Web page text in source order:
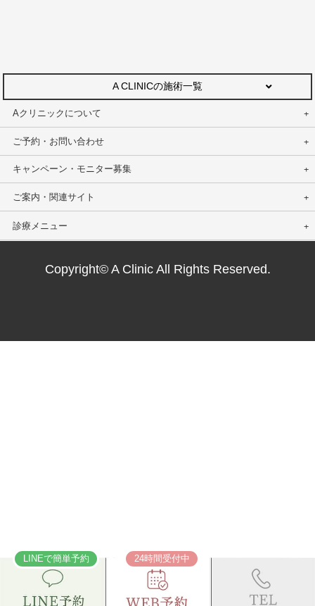
A CLINICの施術一覧
Aクリニックについて
ご予約・お問い合わせ
キャンペーン・モニター募集
ご案内・関連サイト
診療メニュー
LINEで簡単予約 24時間受付中
Copyright© A Clinic All Rights Reserved.